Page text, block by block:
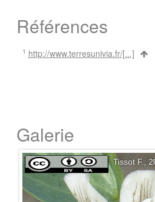
Références
1 http://www.terresunivia.fr/[...]
Galerie
Tissot F.,